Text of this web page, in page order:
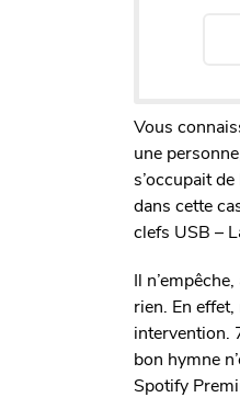
Vous
une
s’occupait
dans cette
clefs USB –
Il
rien. En
intervention.
bon hymne
Spotify